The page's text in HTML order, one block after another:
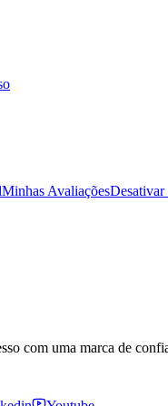
Minhas AvaliaçõesDesativar
com uma marca de